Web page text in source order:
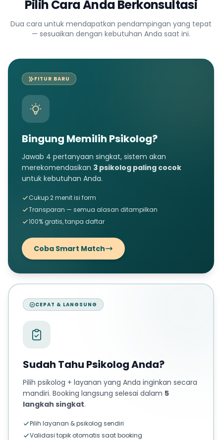
Pilih Cara Anda Berkonsultasi
Dua cara untuk mendapatkan pendampingan yang tepat
— sesuaikan dengan kebutuhan Anda saat ini.
FITUR BARU
Bingung Memilih Psikolog?
Jawab 4 pertanyaan singkat, sistem akan
merekomendasikan 3 psikolog paling cocok
untuk kebutuhan Anda.
Cukup 2 menit isi form
Transparan — semua alasan ditampilkan
100% gratis, tanpa daftar
Coba Smart Match
CEPAT & LANGSUNG
Sudah Tahu Psikolog Anda?
Pilih psikolog + layanan yang Anda inginkan secara
mandiri. Booking langsung selesai dalam 5
langkah singkat.
Pilih layanan & psikolog sendiri
Validasi topik otomatis saat booking